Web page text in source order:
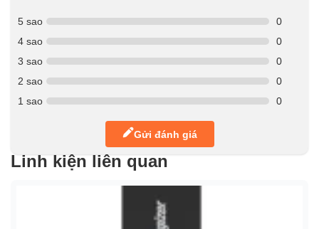
5 sao
0
4 sao
0
3 sao
0
2 sao
0
1 sao
0
Gửi đánh giá
Linh kiện liên quan